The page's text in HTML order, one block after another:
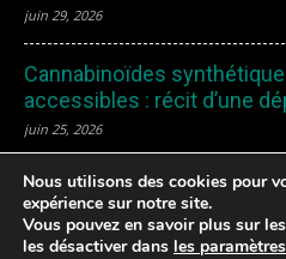
juin 29, 2026
Cannabinoïdes
accessibles : récit d’une
juin 25, 2026
Nous utilisons des cookies pour
expérience sur notre site.
Vous pouvez en savoir plus sur
les désactiver dans les paramètres